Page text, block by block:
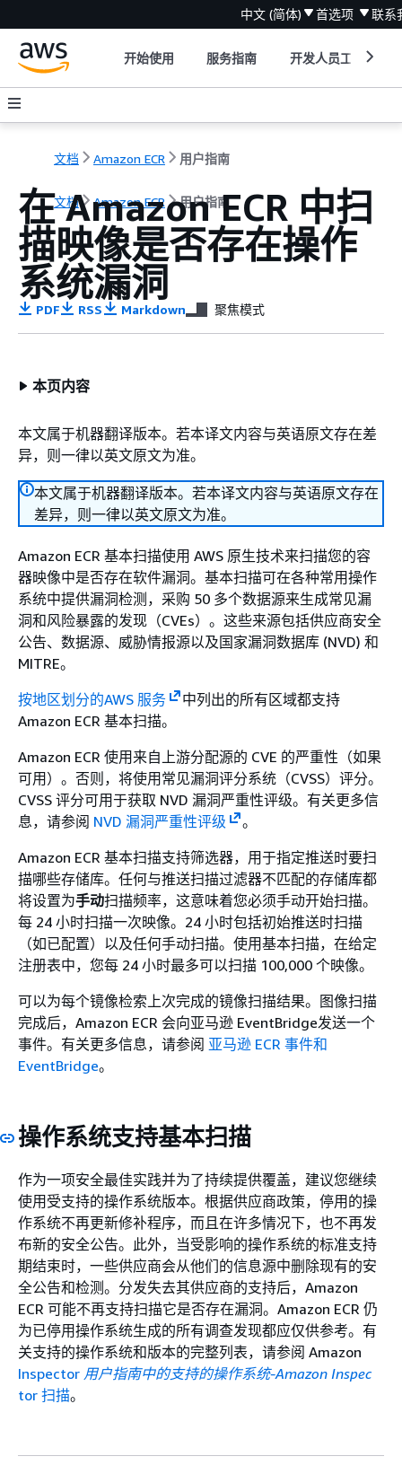
中文 (简体) 首选项 联系
开始使用 服务指南 开发人员工具
文档 Amazon ECR 用户指南
文档 Amazon ECR 用户指南
在 Amazon ECR 中扫
描映像是否存在操作
系统漏洞
PDF RSS Markdown 聚焦模式
本页内容
本文属于机器翻译版本。若本译文内容与英语原文存在差
异，则一律以英文原文为准。
本文属于机器翻译版本。若本译文内容与英语原文存在
差异，则一律以英文原文为准。
Amazon ECR 基本扫描使用 AWS 原生技术来扫描您的容
器映像中是否存在软件漏洞。基本扫描可在各种常用操作
系统中提供漏洞检测，采购 50 多个数据源来生成常见漏
洞和风险暴露的发现（CVEs）。这些来源包括供应商安全
公告、数据源、威胁情报源以及国家漏洞数据库 (NVD) 和
MITRE。
按地区划分的AWS 服务
中列出的所有区域都支持
Amazon ECR 基本扫描。
Amazon ECR 使用来自上游分配源的 CVE 的严重性（如果
可用）。否则，将使用常见漏洞评分系统（CVSS）评分。
CVSS 评分可用于获取 NVD 漏洞严重性评级。有关更多信
息，请参阅 NVD 漏洞严重性评级
。
Amazon ECR 基本扫描支持筛选器，用于指定推送时要扫
描哪些存储库。任何与推送扫描过滤器不匹配的存储库都
将设置为手动扫描频率，这意味着您必须手动开始扫描。
每 24 小时扫描一次映像。24 小时包括初始推送时扫描
（如已配置）以及任何手动扫描。使用基本扫描，在给定
注册表中，您每 24 小时最多可以扫描 100,000 个映像。
可以为每个镜像检索上次完成的镜像扫描结果。图像扫描
完成后，Amazon ECR 会向亚马逊 EventBridge发送一个
事件。有关更多信息，请参阅 亚马逊 ECR 事件和
EventBridge。
操作系统支持基本扫描
作为一项安全最佳实践并为了持续提供覆盖，建议您继续
使用受支持的操作系统版本。根据供应商政策，停用的操
作系统不再更新修补程序，而且在许多情况下，也不再发
布新的安全公告。此外，当受影响的操作系统的标准支持
期结束时，一些供应商会从他们的信息源中删除现有的安
全公告和检测。分发失去其供应商的支持后，Amazon
ECR 可能不再支持扫描它是否存在漏洞。Amazon ECR 仍
为已停用操作系统生成的所有调查发现都应仅供参考。有
关支持的操作系统和版本的完整列表，请参阅 Amazon
Inspector 用户指南中的支持的操作系统-Amazon Inspec
tor 扫描。